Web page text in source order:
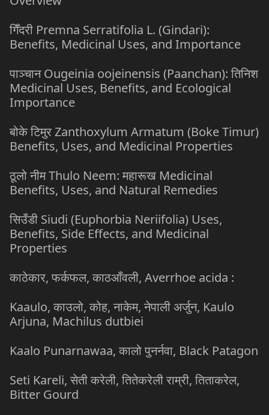
गिँदरी Premna Serratifolia L. (Gindari):
Benefits, Medicinal Uses, and Importance
पाञ्चान Ougeinia oojeinensis (Paanchan): तिनिश
Medicinal Uses, Benefits, and Ecological
Importance
बोके टिमुर Zanthoxylum Armatum (Boke Timur)
Benefits, Uses, and Medicinal Properties
ठूलो नीम Thulo Neem: महारूख Medicinal
Benefits, Uses, and Natural Remedies
सिउँडी Siudi (Euphorbia Neriifolia) Uses,
Benefits, Side Effects, and Medicinal
Properties
काठेकार, फर्कफल, काठआँवली, Averrhoe acida :
Kaaulo, काउलो, कोह, नाकेम, नेपाली अर्जुन, Kaulo
Arjuna, Machilus dutbiei
Kaalo Punarnawaa, कालो पुनर्नवा, Black Patagon
Seti Kareli, सेती करेली, तितेकरेली राम्री, तिताकरेल,
Bitter Gourd